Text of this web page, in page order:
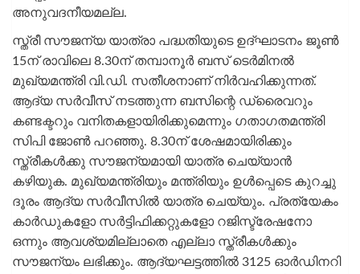
അനുവദനീയമല്ല.
സ്ത്രീ സൗജന്യ യാത്രാ പദ്ധതിയുടെ ഉദ്ഘാടനം ജൂണ്‍
15ന് രാവിലെ 8.30ന് തമ്പാനൂര്‍ ബസ് ടെര്‍മിനല്‍
മുഖ്യമന്ത്രി വി.ഡി. സതീശനാണ് നിര്‍വഹിക്കുന്നത്.
ആദ്യ സര്‍വീസ് നടത്തുന്ന ബസിന്റെ ഡ്രൈവറും
കണ്ടക്ടറും വനിതകളായിരിക്കുമെന്നും ഗതാഗതമന്ത്രി
സിപി ജോണ്‍ പറഞ്ഞു. 8.30ന് ശേഷമായിരിക്കും
സ്ത്രീകള്‍ക്കു സൗജന്യമായി യാത്ര ചെയ്യാന്‍
കഴിയുക. മുഖ്യമന്ത്രിയും മന്ത്രിയും ഉള്‍പ്പെടെ കുറച്ചു
ദൂരം ആദ്യ സര്‍വീസില്‍ യാത്ര ചെയ്യും. പ്രത്യേകം
കാര്‍ഡുകളോ സര്‍ട്ടിഫിക്കറ്റുകളോ റജിസ്ട്രേഷനോ
ഒന്നും ആവശ്യമില്ലാതെ എല്ലാ സ്ത്രീകള്‍ക്കും
സൗജന്യം ലഭിക്കും. ആദ്യഘട്ടത്തില്‍ 3125 ഓര്‍ഡിനറി